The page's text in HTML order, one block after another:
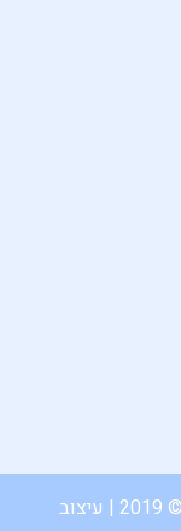
כל הזכויות שמורות לזהר לוסטיגר-בשן © 2019 | עיצוב